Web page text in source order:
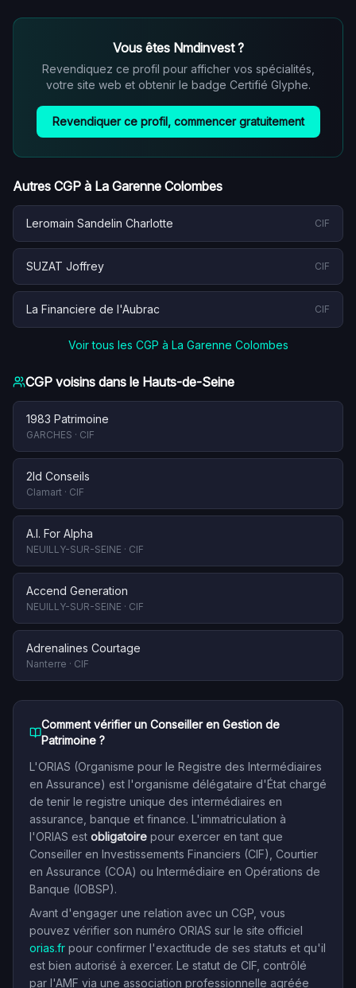
Vous êtes Nmdinvest?
Revendiquez ce profil pour afficher vos spécialités,
votre site web et obtenir le badge Certifié Glyphe.
Revendiquer ce profil, commencer gratuitement
Autres CGP à La Garenne Colombes
Leromain Sandelin Charlotte CIF
SUZAT Joffrey CIF
La Financiere de l'Aubrac CIF
Voir tous les CGP à La Garenne Colombes
CGP voisins dans le Hauts-de-Seine
1983 Patrimoine
GARCHES · CIF
2ld Conseils
Clamart · CIF
A.I. For Alpha
NEUILLY-SUR-SEINE · CIF
Accend Generation
NEUILLY-SUR-SEINE · CIF
Adrenalines Courtage
Nanterre · CIF
Comment vérifier un Conseiller en Gestion de
Patrimoine ?
L'ORIAS (Organisme pour le Registre des Intermédiaires
en Assurance) est l'organisme délégataire d'État chargé
de tenir le registre unique des intermédiaires en
assurance, banque et finance. L'immatriculation à
l'ORIAS est obligatoire pour exercer en tant que
Conseiller en Investissements Financiers (CIF), Courtier
en Assurance (COA) ou Intermédiaire en Opérations de
Banque (IOBSP).
Avant d'engager une relation avec un CGP, vous
pouvez vérifier son numéro ORIAS sur le site officiel
orias.fr pour confirmer l'exactitude de ses statuts et qu'il
est bien autorisé à exercer. Le statut de CIF, contrôlé
par l'AMF via une association professionnelle agréée